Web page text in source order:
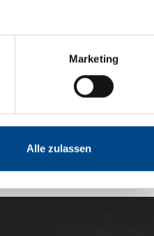
Marketing
Alle zulassen